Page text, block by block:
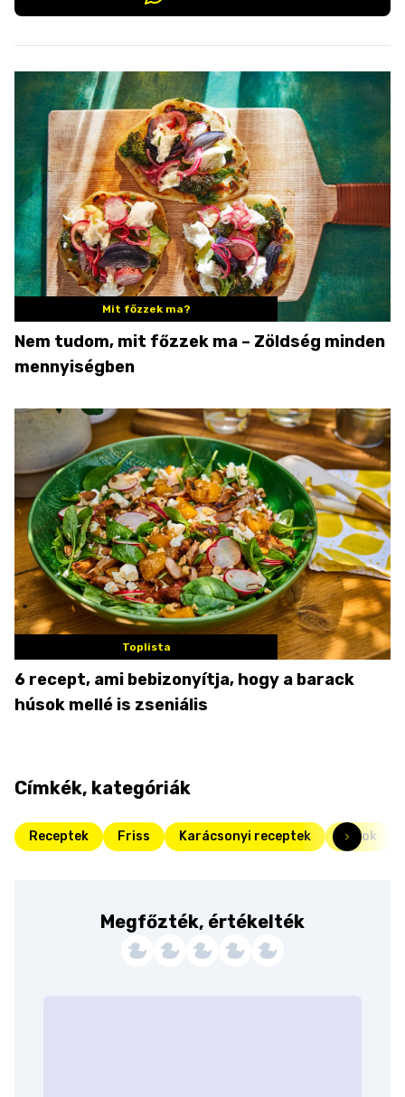
Mit főzzek ma?
Nem tudom, mit főzzek ma – Zöldség minden
mennyiségben
Toplista
6 recept, ami bebizonyítja, hogy a barack
húsok mellé is zseniális
Címkék, kategóriák
Receptek Friss Karácsonyi receptek Italok
Megfőzték, értékelték